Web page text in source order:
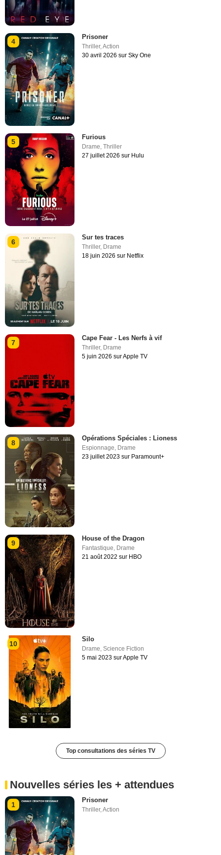
4
Prisoner
Thriller,Action
30 avril 2026 sur Sky One
5
Furious
Drame,Thriller
27 juillet 2026 sur Hulu
6
Sur tes traces
Thriller, Drame
18 juin 2026 sur Netflix
7
Cape Fear - Les Nerfs à vif
Thriller, Drame
5 juin 2026 sur Apple TV
8
Opérations Spéciales : Lioness
Espionnage, Drame
23 juillet 2023 sur Paramount+
9
House of the Dragon
Fantastique, Drame
21 août 2022 sur HBO
10
Silo
Drame ,Science Fiction
5 mai 2023 sur Apple TV
Top consultations des séries TV
Nouvelles séries les + attendues
1
Prisoner
Thriller,Action